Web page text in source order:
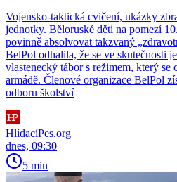
Vojensko-taktická cvičení, ukázky
jednotky. Běloruské děti na pomezí
povinně absolvovat takzvaný
BelPol odhalila, že se ve skutečnosti
vlastenecký tábor s režimem, který
armádě. Členové organizace BelPol
odboru školství
HlídacíPes.org
dnes, 09:30
5 min